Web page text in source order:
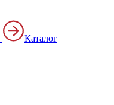
Каталог